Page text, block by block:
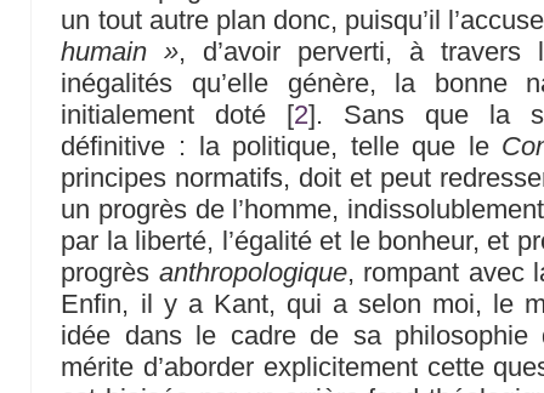
un tout autre plan donc, puisqu’il
humain », d’avoir perverti, à
inégalités qu’elle génère, la bonne
initialement doté [2]. Sans que la
définitive : la politique, telle que le
principes normatifs, doit et peut
un progrès de l’homme,
par la liberté, l’égalité et le bonheur, et
progrès anthropologique, rompant avec
Enfin, il y a Kant, qui a selon moi, le
idée dans le cadre de sa philosophie
mérite d’aborder explicitement cette